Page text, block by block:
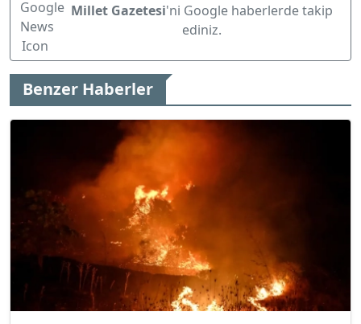
Millet Gazetesi'ni Google haberlerde takip
ediniz.
Benzer Haberler